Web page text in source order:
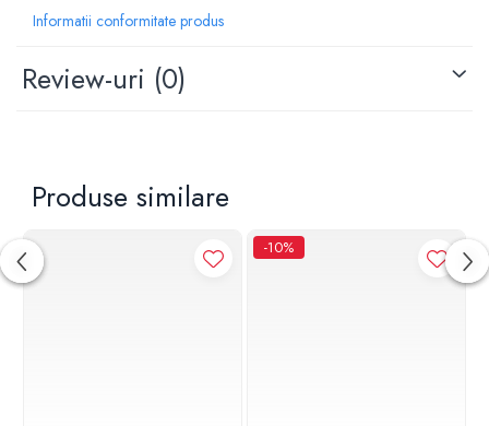
Informatii conformitate produs
Review-uri (0)
Produse similare
-10%